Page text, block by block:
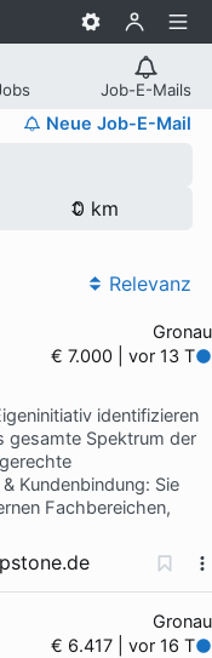
Job-E-Mails
Neue Job-E-Mail
Relevanz
Gronau
€ 7.000 | vor 13 T
identifizieren
gesamte Spektrum der
Kundenbindung: Sie
Fachbereichen,
Gronau
€ 6.417 | vor 16 T